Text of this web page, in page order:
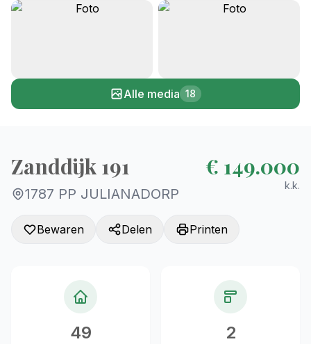
+13
Alle media 18
Zanddijk 191
1787 PP JULIANADORP
€ 149.000
k.k.
Bewaren Delen Printen
49 2